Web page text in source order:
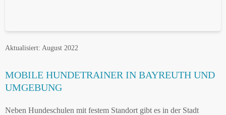
Aktualisiert: August 2022
MOBILE HUNDETRAINER IN BAYREUTH UND
UMGEBUNG
Neben Hundeschulen mit festem Standort gibt es in der Stadt